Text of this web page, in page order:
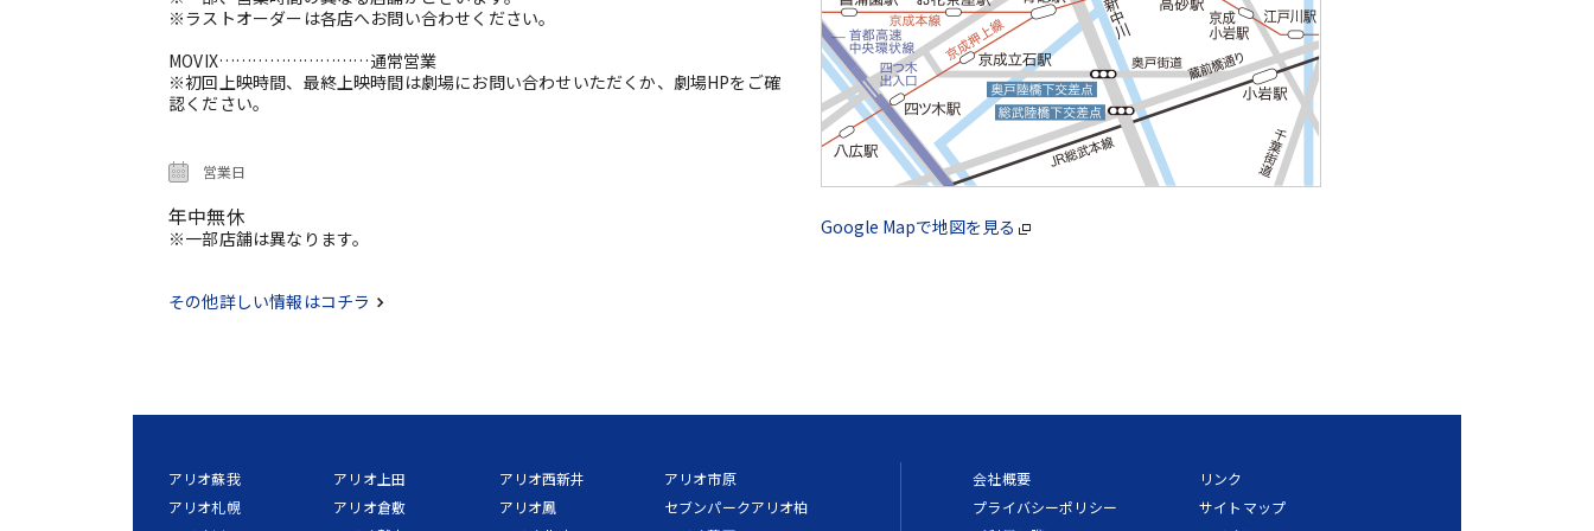
※ラストオーダーは各店へお問い合わせください。
MOVIX………………………通常営業
※初回上映時間、最終上映時間は劇場にお問い合わせいただくか、劇場HPをご確
認ください。
営業日
年中無休
※一部店舗は異なります。
その他詳しい情報はコチラ
Google Mapで地図を見る
アリオ蘇我
アリオ札幌
アリオ上田
アリオ倉敷
アリオ西新井
アリオ鳳
アリオ市原
セブンパークアリオ柏
会社概要
プライバシーポリシー
リンク
サイトマップ